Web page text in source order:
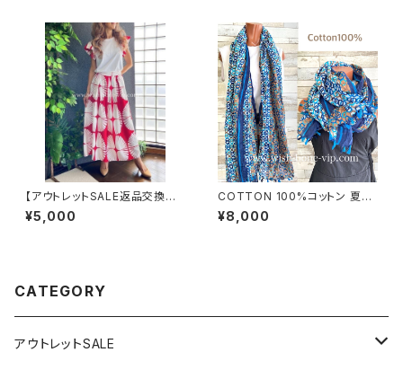
【アウトレットSALE返品交換不
可8/20まで】イタリア製インポ
ート セットアップドレス｜ロング
¥5,000
COTTON 100%コットン 夏の
ストール インポート大判・ロング
ストール・通気性・肌触り良いス
¥8,000
CATEGORY
アウトレットSALE